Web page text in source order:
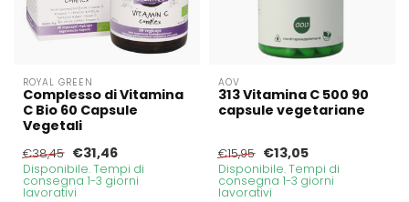
ROYAL GREEN
Complesso di Vitamina
C Bio 60 Capsule
Vegetali
€38,45 €31,46
Disponibile. Tempi di
consegna 1-3 giorni
lavorativi
AOV
313 Vitamina C 500 90
capsule vegetariane
€15,95 €13,05
Disponibile. Tempi di
consegna 1-3 giorni
lavorativi